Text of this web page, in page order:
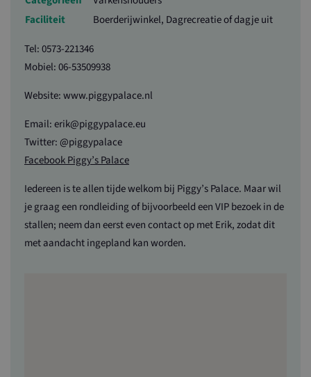
Faciliteit
Boerderijwinkel, Dagrecreatie of dagje uit
Tel: 0573-221346
Mobiel: 06-53509938
Website: www.piggypalace.nl
Email: erik@piggypalace.eu
Twitter: @piggypalace
Facebook Piggy’s Palace
Iedereen is te allen tijde welkom bij Piggy’s Palace. Maar wil
je graag een rondleiding of bijvoorbeeld een VIP bezoek in de
stallen; neem dan eerst even contact op met Erik, zodat dit
met aandacht ingepland kan worden.